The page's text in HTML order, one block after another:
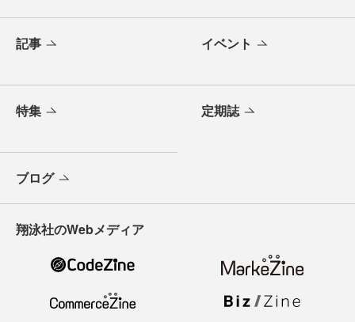
記事 イベント
特集 定期誌
ブログ
翔泳社のWebメディア